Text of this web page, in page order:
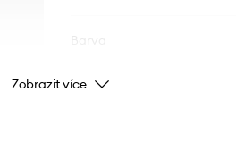
Značka
Zobrazit více